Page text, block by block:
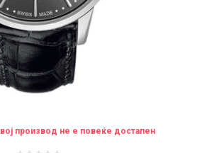
производ не е повеќе достапен